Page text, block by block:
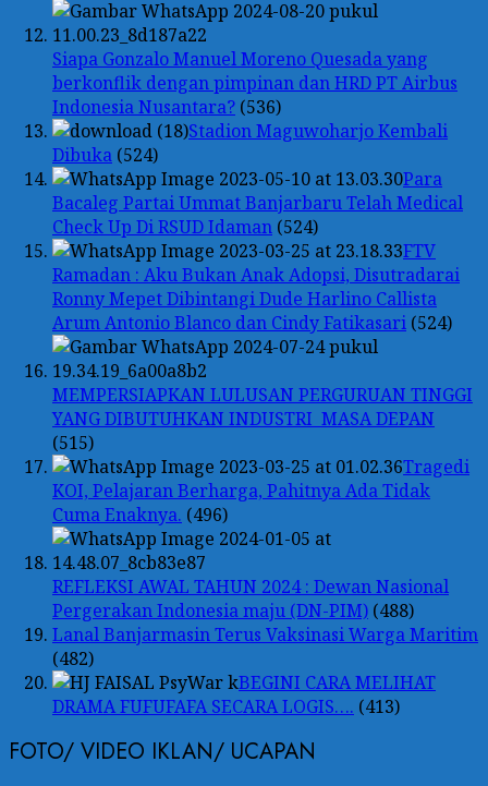
Siapa Gonzalo Manuel Moreno Quesada yang
berkonflik dengan pimpinan dan HRD PT Airbus
Indonesia Nusantara? (536)
Stadion Maguwoharjo Kembali
Dibuka (524)
Para
Bacaleg Partai Ummat Banjarbaru Telah Medical
Check Up Di RSUD Idaman (524)
FTV
Ramadan : Aku Bukan Anak Adopsi, Disutradarai
Ronny Mepet Dibintangi Dude Harlino Callista
Arum Antonio Blanco dan Cindy Fatikasari (524)
MEMPERSIAPKAN LULUSAN PERGURUAN TINGGI
YANG DIBUTUHKAN INDUSTRI MASA DEPAN
(515)
Tragedi
KOI, Pelajaran Berharga, Pahitnya Ada Tidak
Cuma Enaknya. (496)
REFLEKSI AWAL TAHUN 2024 : Dewan Nasional
Pergerakan Indonesia maju (DN-PIM) (488)
Lanal Banjarmasin Terus Vaksinasi Warga Maritim
(482)
BEGINI CARA MELIHAT
DRAMA FUFUFAFA SECARA LOGIS…. (413)
FOTO/ VIDEO IKLAN/ UCAPAN